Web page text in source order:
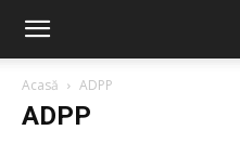
Acasă ADPP
ADPP